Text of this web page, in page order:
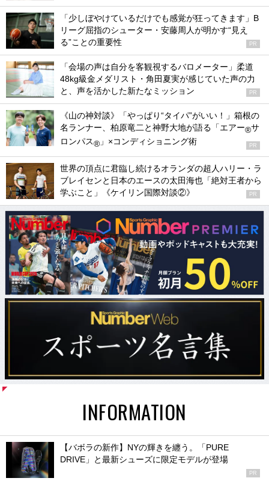
「少しぼやけているだけでも感覚が狂ってきます」B
リーグ屈指のシューター・安藤周人が明かす“見え
る”ことの重要性
PR
「会場の声は自分を客観視するバロメーター」柔道
48kg級金メダリスト・角田夏実が感じていた声の力
と、声を活かした新たなミッション
PR
《山の神対談》「やっぱり“タイパ”がいい！」箱根の
名ランナー、柏原竜二と神野大地が語る「エアー®サ
ロンパス® 」×コンディショニング術 PR
世界の頂点に君臨し続けるオランダの超人ハリー・ラ
ブレイセンと日本のエースの太田海也「絶対王者から
学ぶこと」《ケイリン国際対談②》
PR
INFORMATION
【バボラの新作】NYの輝きを纏う。「PURE
DRIVE」と最新シューズに限定モデルが登場
PR